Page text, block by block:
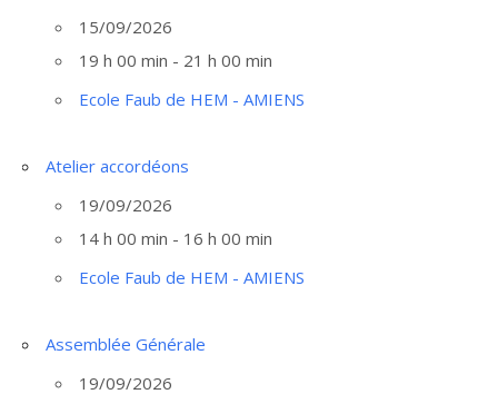
15/09/2026
19 h 00 min - 21 h 00 min
Ecole Faub de HEM - AMIENS
Atelier accordéons
19/09/2026
14 h 00 min - 16 h 00 min
Ecole Faub de HEM - AMIENS
Assemblée Générale
19/09/2026